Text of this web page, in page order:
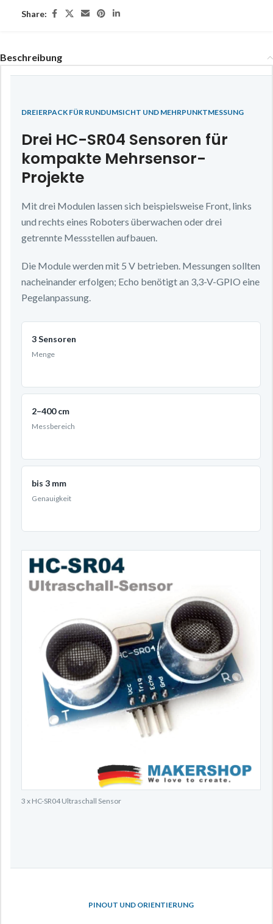
Share:
Beschreibung
DREIERPACK FÜR RUNDUMSICHT UND MEHRPUNKTMESSUNG
Drei HC-SR04 Sensoren für
kompakte Mehrsensor-
Projekte
Mit drei Modulen lassen sich beispielsweise Front, links
und rechts eines Roboters überwachen oder drei
getrennte Messstellen aufbauen.
Die Module werden mit 5 V betrieben. Messungen sollten
nacheinander erfolgen; Echo benötigt an 3,3-V-GPIO eine
Pegelanpassung.
3 Sensoren
Menge
2–400 cm
Messbereich
bis 3 mm
Genauigkeit
3 x HC-SR04 Ultraschall Sensor
PINOUT UND ORIENTIERUNG